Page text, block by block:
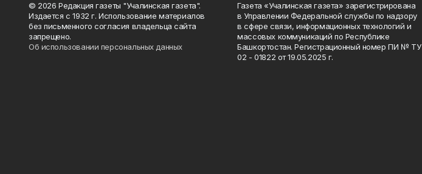
© 2026 Редакция газеты "Учалинская газета".
Издается с 1932 г. Использование материалов
без письменного согласия владельца сайта
запрещено.
Об использовании персональных данных
Газета «Учалинская газета» зарегистрирована
в Управлении Федеральной службы по надзору
в сфере связи, информационных технологий и
массовых коммуникаций по Республике
Башкортостан. Регистрационный номер ПИ № ТУ
02 - 01822 от 19.05.2025 г.